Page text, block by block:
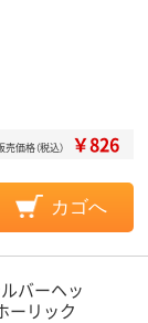
売価格（税込） ￥826
カゴへ
バーヘッ
ーリック